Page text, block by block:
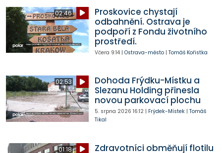
02:46
Proskovice chystají
odbahnění. Ostrava je
podpoří z Fondu životního
prostředí.
Včera 9:14| Ostrava-město| Tomáš Kořistka
02:53
Dohoda Frýdku-Místku a
Slezanu Holding přinesla
novou parkovací plochu
5. srpna 2026 16:12| Frýdek-Místek| Tomáš
Tikal
01:18
Zdravotníci obměňují flotilu